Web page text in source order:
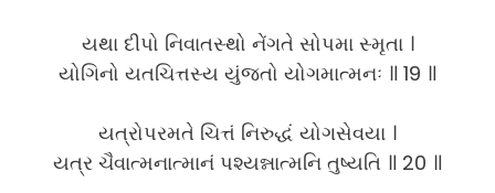
યથા દીપો નિવાતસ્થો નેંગતે સોપમા સ્મૃતા ।
યોગિનો યતચિત્તસ્ય યુંજતો યોગમાત્મનઃ ॥ 19 ॥
યત્રોપરમતે ચિત્તં નિરુદ્ધં યોગસેવયા ।
યત્ર ચૈવાત્મનાત્માનં પશ્યન્નાત્મનિ તુષ્યતિ ॥ 20 ॥